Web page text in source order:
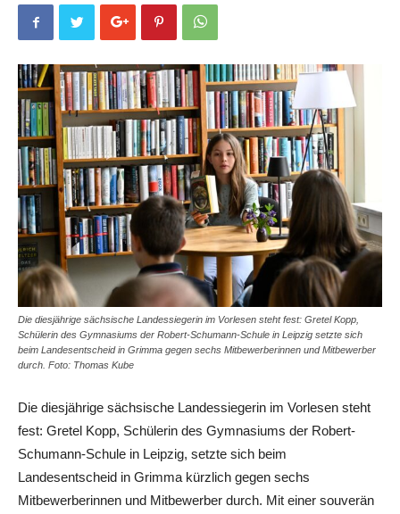
Die diesjährige sächsische Landessiegerin im Vorlesen steht fest: Gretel Kopp,
Schülerin des Gymnasiums der Robert-Schumann-Schule in Leipzig setzte sich
beim Landesentscheid in Grimma gegen sechs Mitbewerberinnen und Mitbewerber
durch. Foto: Thomas Kube
Die diesjährige sächsische Landessiegerin im Vorlesen steht
fest: Gretel Kopp, Schülerin des Gymnasiums der Robert-
Schumann-Schule in Leipzig, setzte sich beim
Landesentscheid in Grimma kürzlich gegen sechs
Mitbewerberinnen und Mitbewerber durch. Mit einer souverän